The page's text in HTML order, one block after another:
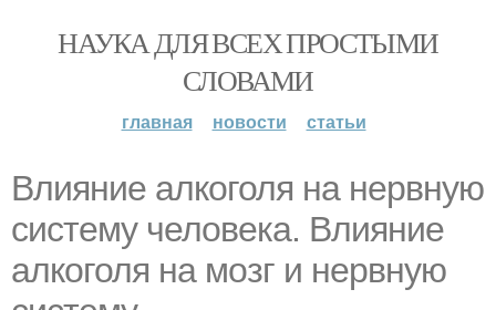
НАУКА ДЛЯ ВСЕХ ПРОСТЫМИ
СЛОВАМИ
главная новости статьи
Влияние алкоголя на нервную
систему человека. Влияние
алкоголя на мозг и нервную